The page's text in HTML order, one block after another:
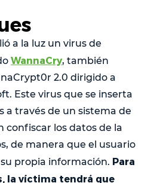
a la luz un virus de
WannaCry, también
2.0 dirigido a
Este virus que se inserta
a través de un sistema de
confiscar los datos de la
de manera que el usuario
propia información. Para
la víctima tendrá que